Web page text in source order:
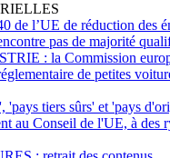
de l’UE de réduction des
pas de majorité
: la Commission
de petites
'pays tiers sûrs' et 'pays
au Conseil de l'UE, à des